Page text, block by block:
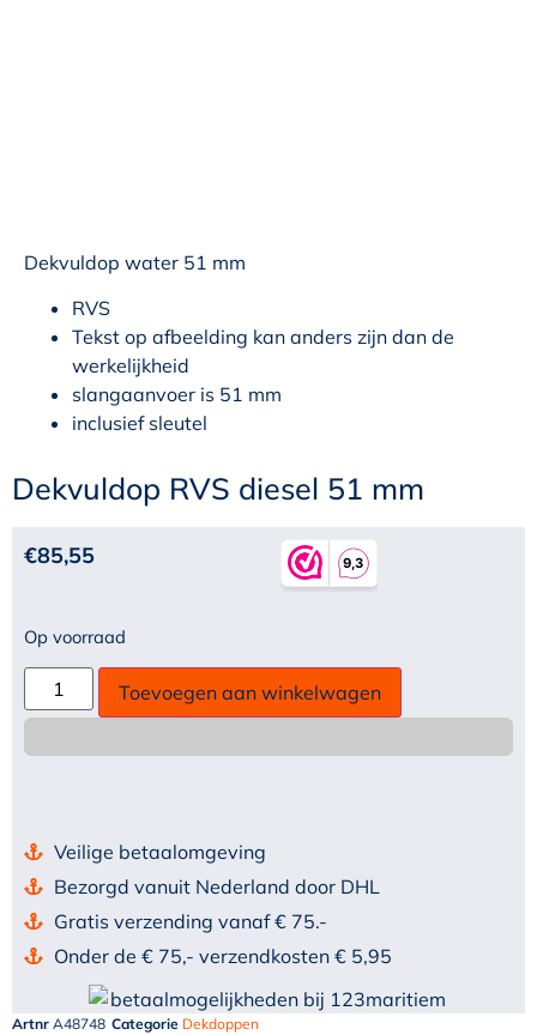
Dekvuldop water 51 mm
RVS
Tekst op afbeelding kan anders zijn dan de
werkelijkheid
slangaanvoer is 51 mm
inclusief sleutel
Dekvuldop RVS diesel 51 mm
€85,55
Op voorraad
Toevoegen aan winkelwagen
Veilige betaalomgeving
Bezorgd vanuit Nederland door DHL
Gratis verzending vanaf € 75.-
Onder de € 75,- verzendkosten € 5,95
Artnr A48748 Categorie Dekdoppen